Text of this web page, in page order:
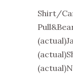
Shirt/